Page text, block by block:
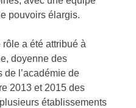
pouvoirs élargis.
a été attribué à
doyenne des
de l’académie de
2013 et 2015 des
établissements